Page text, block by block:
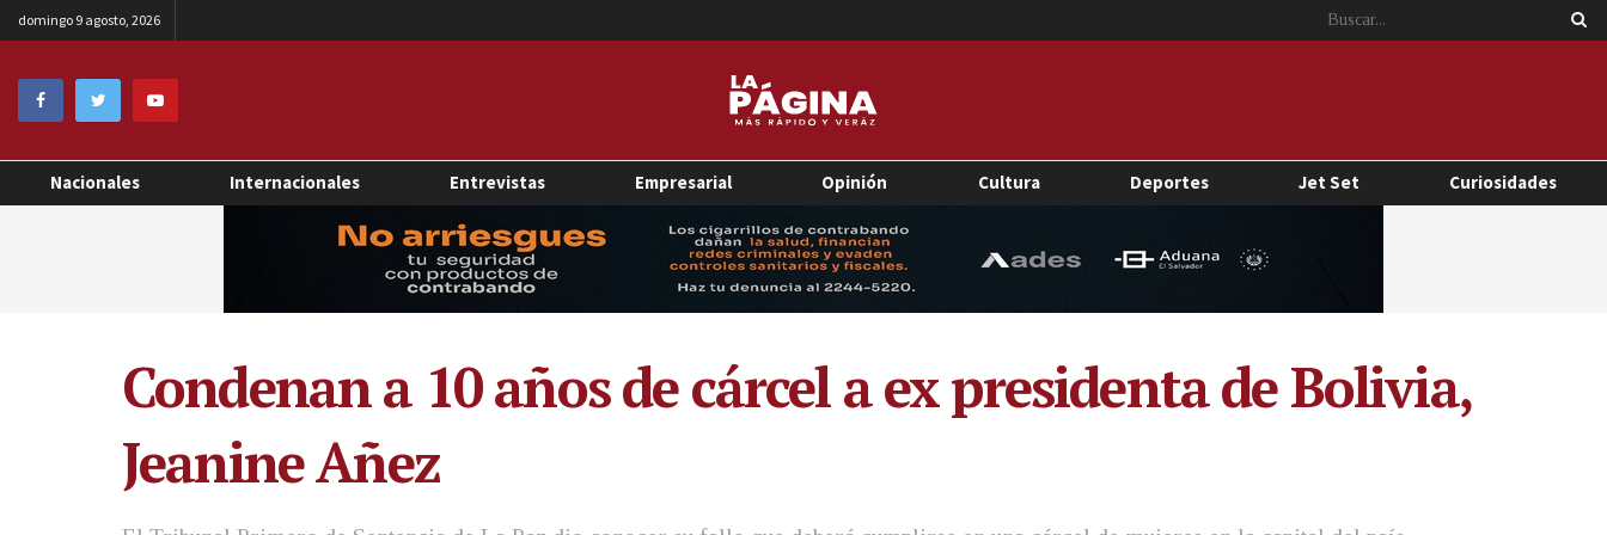
domingo 9 agosto, 2026
Nacionales Internacionales Entrevistas Empresarial Opinión Cultura Deportes Jet Set Curiosidades
Condenan a 10 años de cárcel a ex presidenta de Bolivia,
Jeanine Añez